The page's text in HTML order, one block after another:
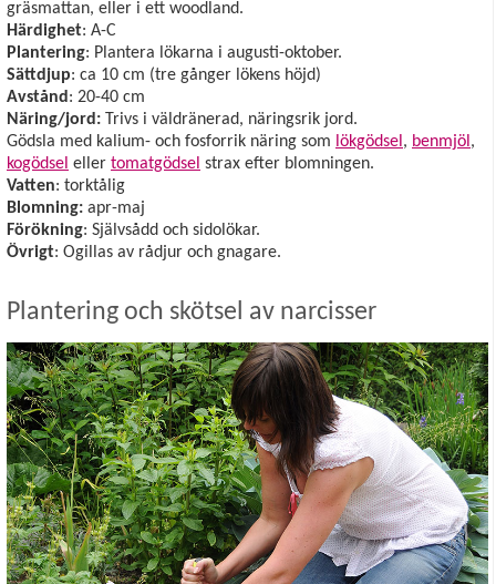
gräsmattan, eller i ett woodland.
Härdighet: A-C
Plantering: Plantera lökarna i augusti-oktober.
Sättdjup: ca 10 cm (tre gånger lökens höjd)
Avstånd : 20-40 cm
Näring/jord: Trivs i väldränerad, näringsrik jord.
Gödsla med kalium- och fosforrik näring som lökgödsel , benmjöl ,
kogödsel eller tomatgödsel strax efter blomningen.
Vatten: torktålig
Blomning: apr-maj
Förökning: Självsådd och sidolökar.
Övrigt: Ogillas av rådjur och gnagare.
Plantering och skötsel av narcisser